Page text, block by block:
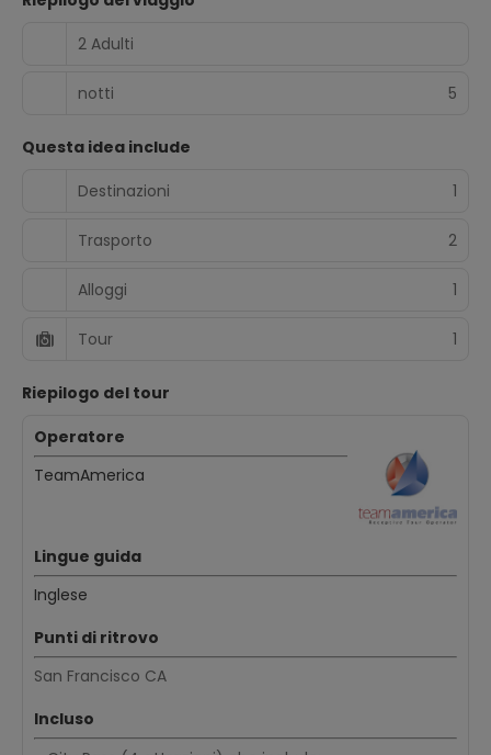
2 Adulti
notti 5
Questa idea include
Destinazioni
1
Trasporto 2
Alloggi 1
Tour 1
Riepilogo del tour
Operatore
TeamAmerica
Lingue guida
Inglese
Punti di ritrovo
San Francisco CA
Incluso